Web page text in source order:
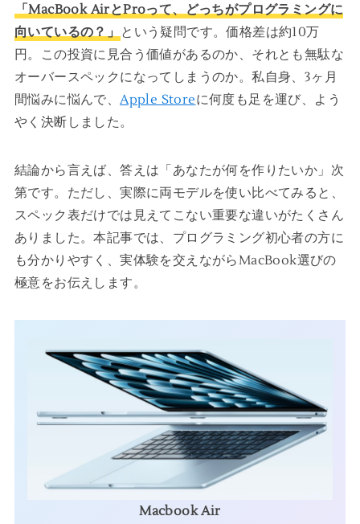
「MacBook AirとProって、どっちがプログラミングに
向いているの？」 という疑問です。価格差は約10万
円。この投資に見合う価値があるのか、それとも無駄な
オーバースペックになってしまうのか。私自身、3ヶ月
間悩みに悩んで、Apple Storeに何度も足を運び、よう
やく決断しました。
結論から言えば、答えは「あなたが何を作りたいか」次
第です。ただし、実際に両モデルを使い比べてみると、
スペック表だけでは見えてこない重要な違いがたくさん
ありました。本記事では、プログラミング初心者の方に
も分かりやすく、実体験を交えながらMacBook選びの
極意をお伝えします。
Macbook Air